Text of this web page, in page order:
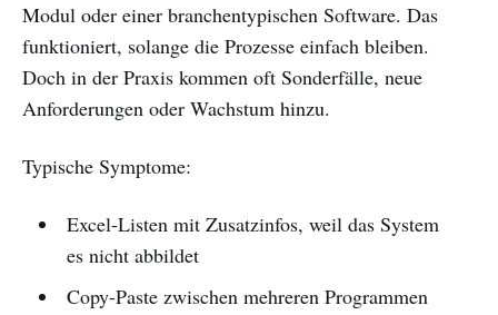
Modul oder einer branchentypischen Software. Das
funktioniert, solange die Prozesse einfach bleiben.
Doch in der Praxis kommen oft Sonderfälle, neue
Anforderungen oder Wachstum hinzu.
Typische Symptome:
Excel-Listen mit Zusatzinfos, weil das System
es nicht abbildet
Copy-Paste zwischen mehreren Programmen